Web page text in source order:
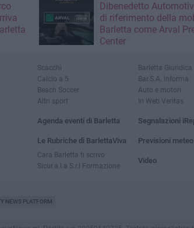
Dibenedetto
di riferimento della
Barletta come Arval
Center
Scacchi
Calcio a 5
Beach Soccer
Altri sport
Agenda eventi di Barletta
Le Rubriche di BarlettaViva
Cara Barletta ti scrivo
Sicur.a.l.a S.r.l Formazione
Barletta Giuridica
Bar.S.A. informa
Auto e motori
In Web Veritas
Segnalazioni
Previsioni meteo
Video
NEWS PLATFORM